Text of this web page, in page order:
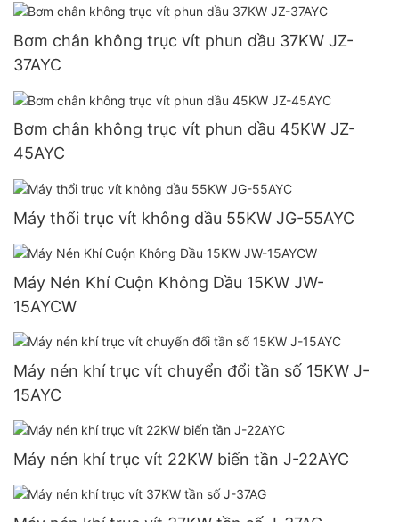
Bơm chân không trục vít phun dầu 37KW JZ-
37AYC
Bơm chân không trục vít phun dầu 45KW JZ-
45AYC
Máy thổi trục vít không dầu 55KW JG-55AYC
Máy Nén Khí Cuộn Không Dầu 15KW JW-
15AYCW
Máy nén khí trục vít chuyển đổi tần số 15KW J-
15AYC
Máy nén khí trục vít 22KW biến tần J-22AYC